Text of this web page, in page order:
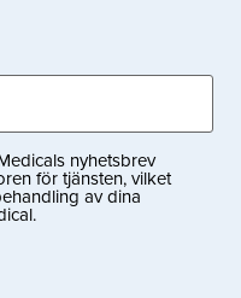
nyhetsbrev
för tjänsten, vilket
av dina